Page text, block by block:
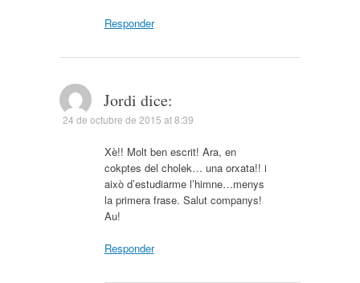
Responder
Jordi dice:
24 de octubre de 2015 at 8:39
Xè!! Molt ben escrit! Ara, en
cokptes del cholek… una orxata!! i
això d’estudiarme l’himne…menys
la primera frase. Salut companys!
Au!
Responder